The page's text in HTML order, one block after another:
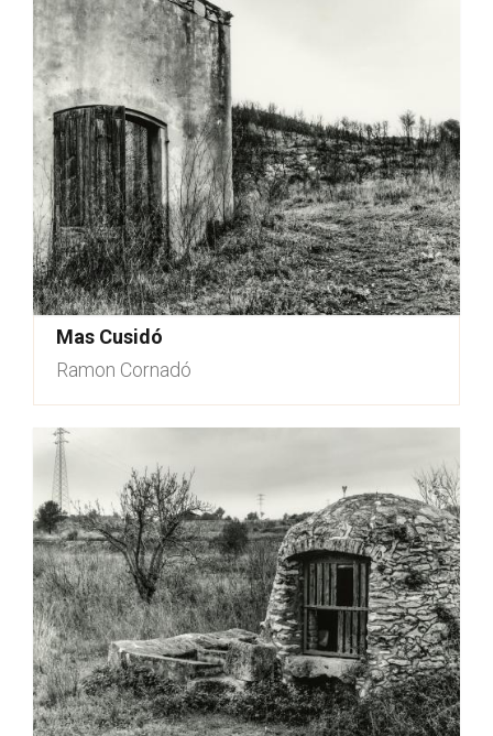
Mas Cusidó
Ramon Cornadó